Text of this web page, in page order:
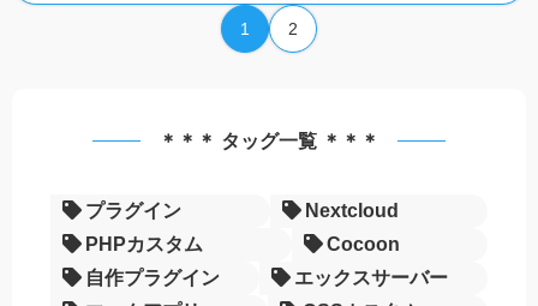
1 2
＊＊＊ タッグ一覧 ＊＊＊
プラグイン
Nextcloud
PHPカスタム
Cocoon
自作プラグイン
エックスサーバー